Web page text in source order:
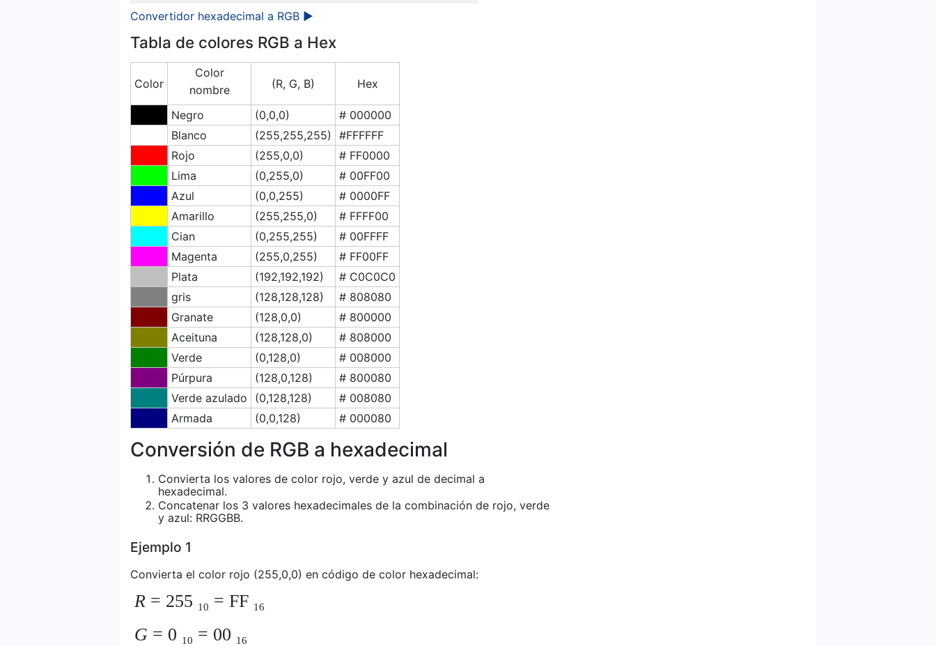
Convertidor hexadecimal a RGB ►
Tabla de colores RGB a Hex
Color
Color
nombre
(R, G, B) Hex
Negro (0,0,0)
# 000000
Blanco
(255,255,255)
#FFFFFF
Rojo
(255,0,0)
# FF0000
Lima
(0,255,0)
# 00FF00
Azul
(0,0,255)
# 0000FF
Amarillo
(255,255,0)
# FFFF00
Cian
(0,255,255)
# 00FFFF
Magenta
(255,0,255)
# FF00FF
Plata
(192,192,192)
# C0C0C0
gris
(128,128,128)
# 808080
Granate
(128,0,0)
# 800000
Aceituna
(128,128,0)
# 808000
Verde
(0,128,0)
# 008000
Púrpura
(128,0,128)
# 800080
Verde azulado
(0,128,128)
# 008080
Armada
(0,0,128) # 000080
Conversión de RGB a hexadecimal
Convierta los valores de color rojo, verde y azul de decimal a
hexadecimal.
Concatenar los 3 valores hexadecimales de la combinación de rojo, verde
y azul: RRGGBB.
Ejemplo 1
Convierta el color rojo (255,0,0) en código de color hexadecimal:
R = 255 10 = FF 16
G = 0 10 = 00 16